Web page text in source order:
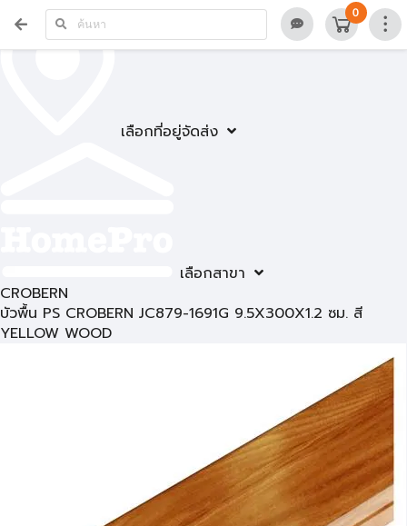
เลือกที่อยู่จัดส่ง
เลือกสาขา
0
CROBERN
บัวพื้น PS CROBERN JC879-1691G 9.5X300X1.2 ซม. สี
YELLOW WOOD